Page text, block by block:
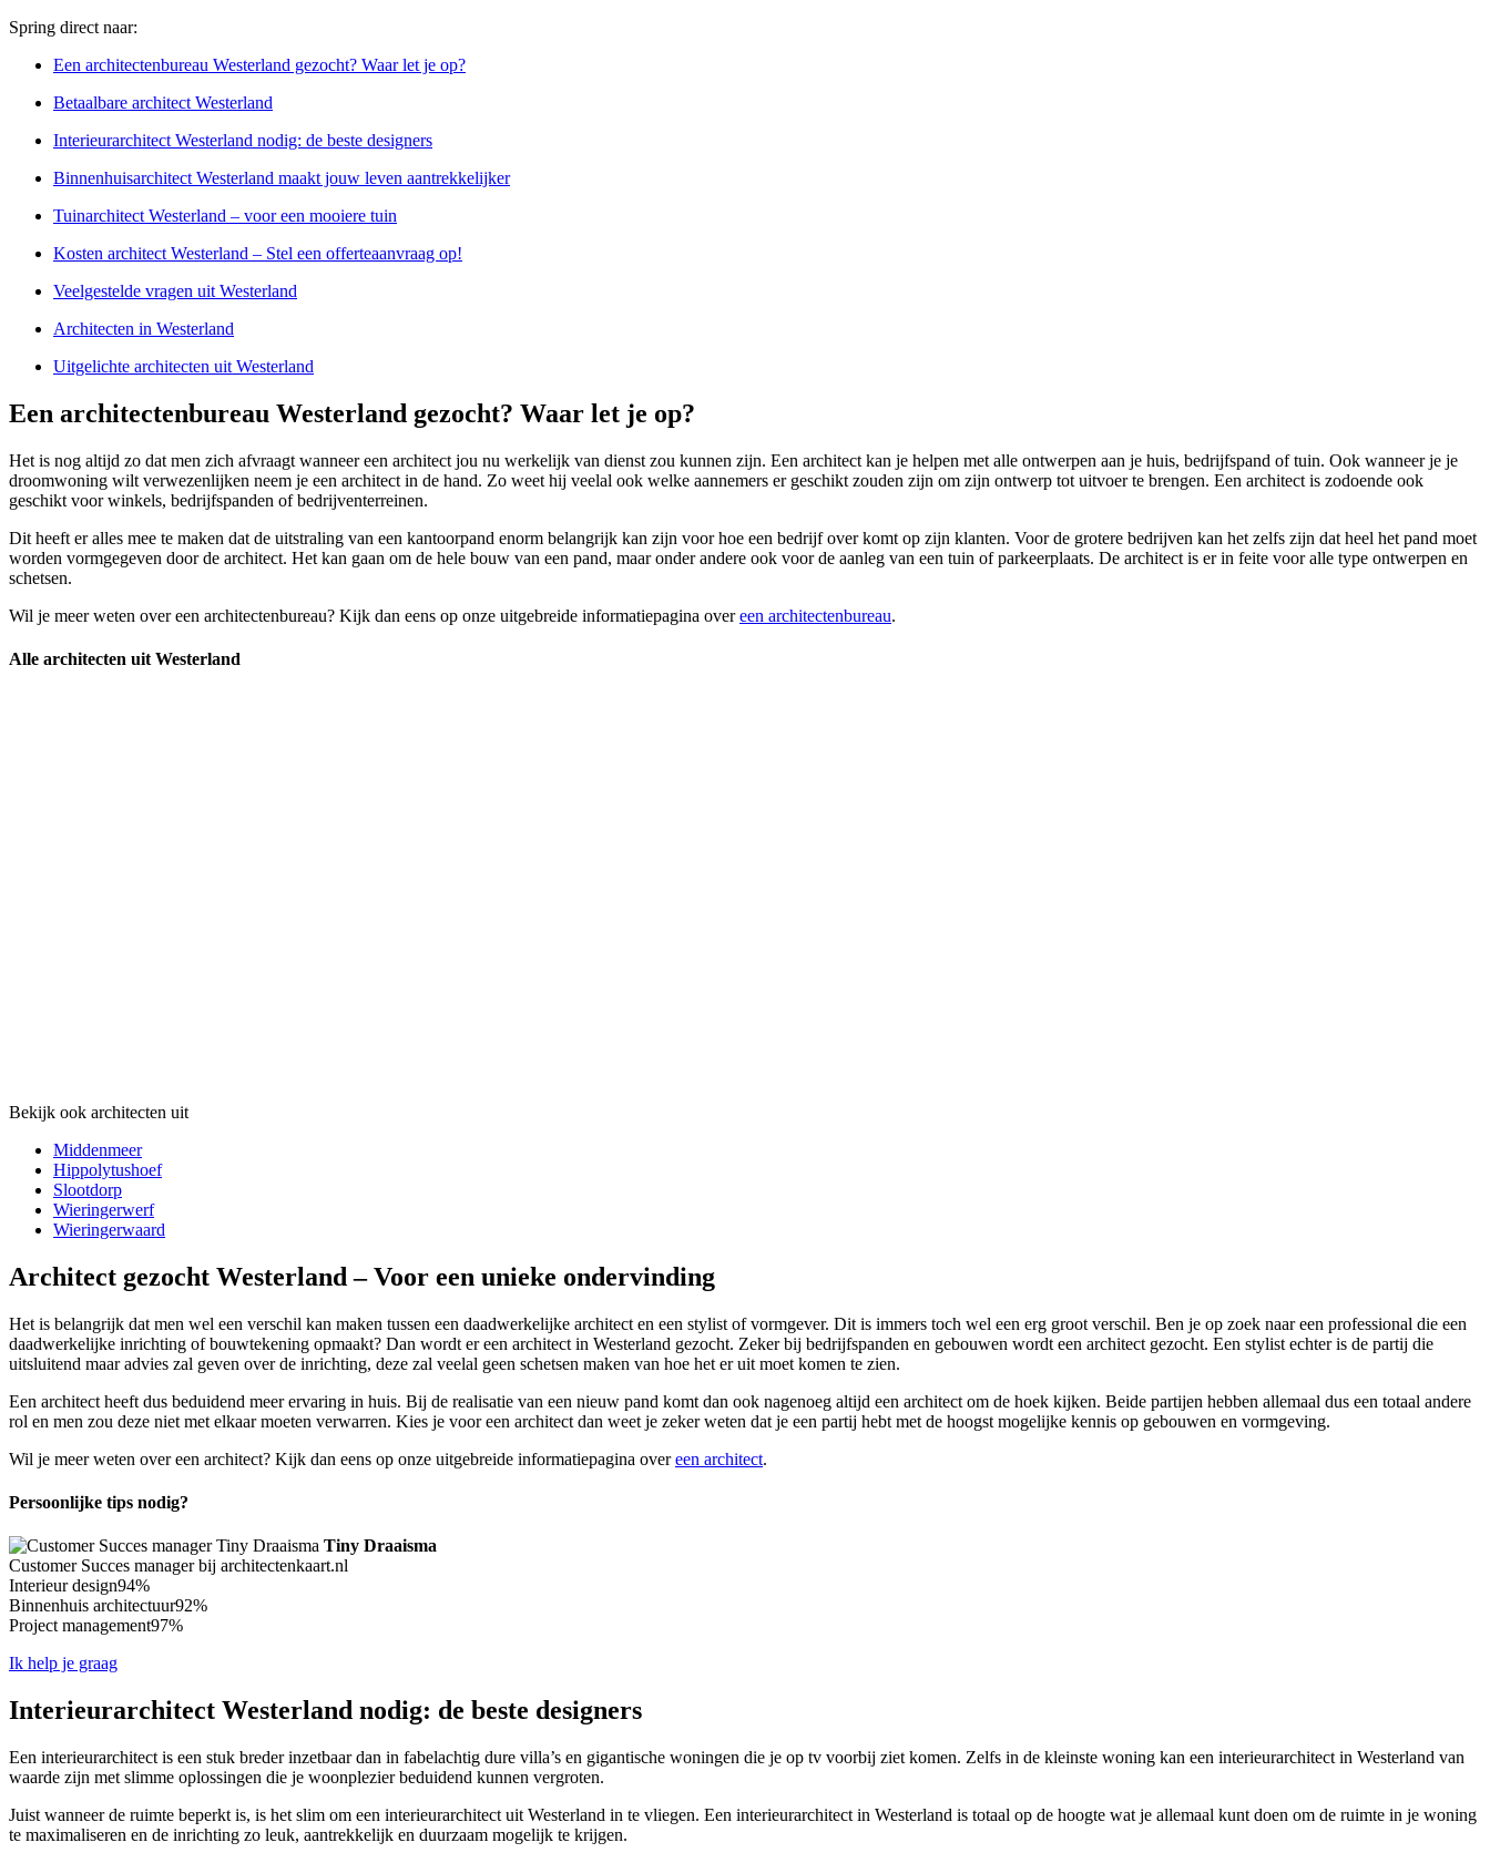
Spring direct naar:
Een architectenbureau Westerland gezocht? Waar let je op?
Betaalbare architect Westerland
Interieurarchitect Westerland nodig: de beste designers
Binnenhuisarchitect Westerland maakt jouw leven aantrekkelijker
Tuinarchitect Westerland – voor een mooiere tuin
Kosten architect Westerland – Stel een offerteaanvraag op!
Veelgestelde vragen uit Westerland
Architecten in Westerland
Uitgelichte architecten uit Westerland
Een architectenbureau Westerland gezocht? Waar let je op?
Het is nog altijd zo dat men zich afvraagt wanneer een architect jou nu werkelijk van dienst zou kunnen zijn. Een architect kan je helpen met alle ontwerpen aan je huis, bedrijfspand of tuin. Ook wanneer je je
droomwoning wilt verwezenlijken neem je een architect in de hand. Zo weet hij veelal ook welke aannemers er geschikt zouden zijn om zijn ontwerp tot uitvoer te brengen. Een architect is zodoende ook
geschikt voor winkels, bedrijfspanden of bedrijventerreinen.
Dit heeft er alles mee te maken dat de uitstraling van een kantoorpand enorm belangrijk kan zijn voor hoe een bedrijf over komt op zijn klanten. Voor de grotere bedrijven kan het zelfs zijn dat heel het pand moet
worden vormgegeven door de architect. Het kan gaan om de hele bouw van een pand, maar onder andere ook voor de aanleg van een tuin of parkeerplaats. De architect is er in feite voor alle type ontwerpen en
schetsen.
Wil je meer weten over een architectenbureau? Kijk dan eens op onze uitgebreide informatiepagina overeen architectenbureau.
Alle architecten uit Westerland
Bekijk ook architecten uit
Middenmeer
Hippolytushoef
Slootdorp
Wieringerwerf
Wieringerwaard
Architect gezocht Westerland – Voor een unieke ondervinding
Het is belangrijk dat men wel een verschil kan maken tussen een daadwerkelijke architect en een stylist of vormgever. Dit is immers toch wel een erg groot verschil. Ben je op zoek naar een professional die een
daadwerkelijke inrichting of bouwtekening opmaakt? Dan wordt er een architect in Westerland gezocht. Zeker bij bedrijfspanden en gebouwen wordt een architect gezocht. Een stylist echter is de partij die
uitsluitend maar advies zal geven over de inrichting, deze zal veelal geen schetsen maken van hoe het er uit moet komen te zien.
Een architect heeft dus beduidend meer ervaring in huis. Bij de realisatie van een nieuw pand komt dan ook nagenoeg altijd een architect om de hoek kijken. Beide partijen hebben allemaal dus een totaal andere
rol en men zou deze niet met elkaar moeten verwarren. Kies je voor een architect dan weet je zeker weten dat je een partij hebt met de hoogst mogelijke kennis op gebouwen en vormgeving.
Wil je meer weten over een architect? Kijk dan eens op onze uitgebreide informatiepagina overeen architect.
Persoonlijke tips nodig?
Tiny Draaisma
Customer Succes manager bij architectenkaart.nl
Interieur design94%
Binnenhuis architectuur92%
Project management97%
Ik help je graag
Interieurarchitect Westerland nodig: de beste designers
Een interieurarchitect is een stuk breder inzetbaar dan in fabelachtig dure villa’s en gigantische woningen die je op tv voorbij ziet komen. Zelfs in de kleinste woning kan een interieurarchitect in Westerland van
waarde zijn met slimme oplossingen die je woonplezier beduidend kunnen vergroten.
Juist wanneer de ruimte beperkt is, is het slim om een interieurarchitect uit Westerland in te vliegen. Een interieurarchitect in Westerland is totaal op de hoogte wat je allemaal kunt doen om de ruimte in je woning
te maximaliseren en de inrichting zo leuk, aantrekkelijk en duurzaam mogelijk te krijgen.